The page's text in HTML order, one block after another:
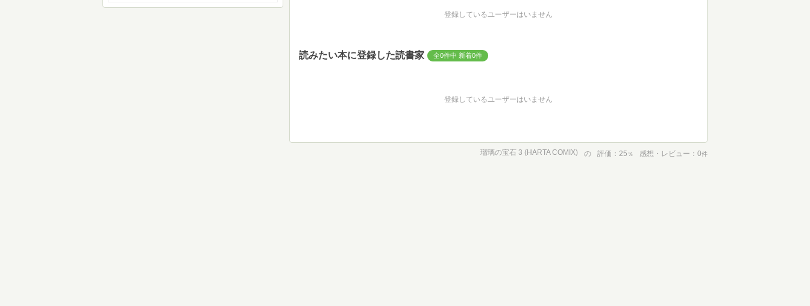
登録しているユーザーはいません
読みたい本に登録した読書家 全0件中 新着0件
登録しているユーザーはいません
瑠璃の宝石 3 (HARTA COMIX) の 評価 25 ％ 感想・レビュー 0件